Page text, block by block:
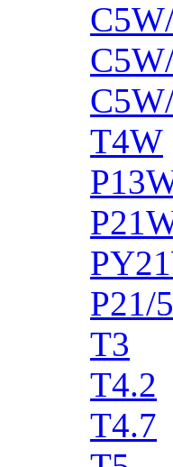
T4W
P21/
T3
T4.2
T4.7